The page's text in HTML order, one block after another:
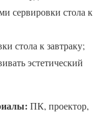
сервировки стола к
стола к завтраку;
эстетический
ПК, проектор,